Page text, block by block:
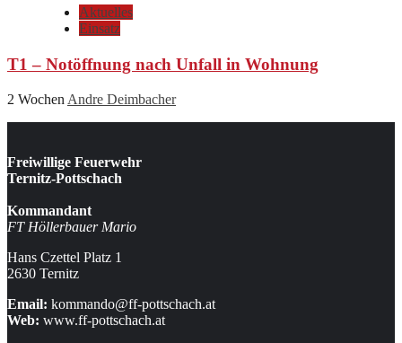
Aktuelles
Einsatz
T1 – Notöffnung nach Unfall in Wohnung
2 WochenAndre Deimbacher
Freiwillige Feuerwehr
Ternitz-Pottschach
Kommandant
FT Höllerbauer Mario
Hans Czettel Platz 1
2630 Ternitz
Email: kommando@ff-pottschach.at
Web: www.ff-pottschach.at